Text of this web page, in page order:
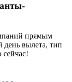
прямым
день вылета, тип
сейчас!